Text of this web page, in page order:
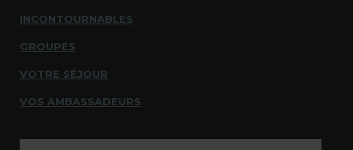
INCONTOURNABLES
GROUPES
VOTRE SÉJOUR
VOS AMBASSADEURS